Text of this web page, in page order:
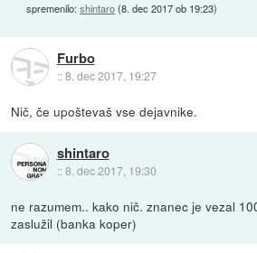
spremenilo:shintaro(8. dec 2017 ob 19:23)
Furbo
::8. dec 2017, 19:27
Nič, če upoštevaš vse dejavnike.
shintaro
::8. dec 2017, 19:30
ne razumem.. kako nič. znanec je vezal
zaslužil (banka koper)